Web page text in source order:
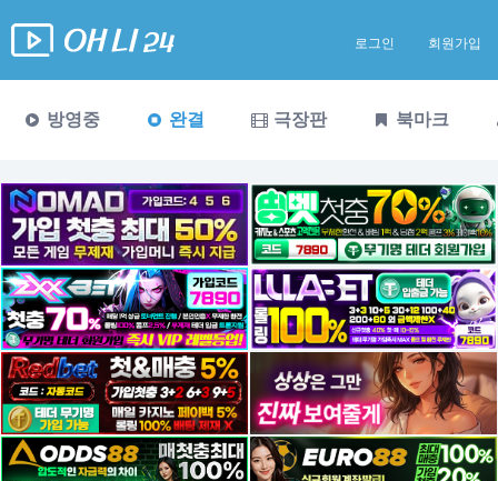
로그인 회원가입
방영중 완결 극장판 북마크